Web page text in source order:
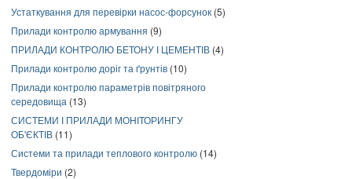
Устаткування для перевірки насос-форсунок (5)
Прилади контролю армування (9)
ПРИЛАДИ КОНТРОЛЮ БЕТОНУ І ЦЕМЕНТІВ (4)
Прилади контролю доріг та ґрунтів (10)
Прилади контролю параметрів повітряного
середовища (13)
СИСТЕМИ І ПРИЛАДИ МОНІТОРИНГУ
ОБ'ЄКТІВ (11)
Системи та прилади теплового контролю (14)
Твердоміри (2)